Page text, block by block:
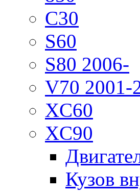
C30
S60
S80 2006-
V70 2001-
XC60
XC90
Кузов